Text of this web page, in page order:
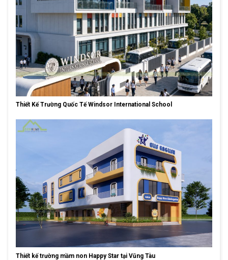
Thiết Kế Trường Quốc Tế Windsor International School
Thiết kế trường mầm non Happy Star tại Vũng Tàu